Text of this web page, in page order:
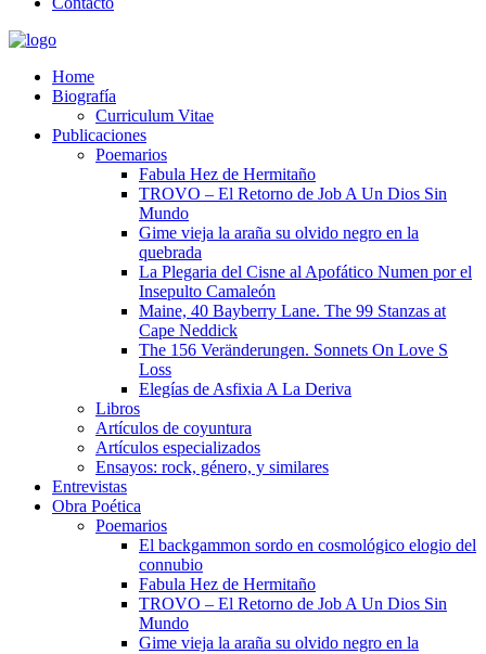
Home
Biografía
Curriculum Vitae​
Publicaciones
Poemarios
Fabula Hez de Hermitaño
TROVO – El Retorno de Job A Un Dios Sin
Mundo
Gime vieja la araña su olvido negro en la
quebrada
La Plegaria del Cisne al Apofático Numen por el
Insepulto Camaleón
Maine, 40 Bayberry Lane. The 99 Stanzas at
Cape Neddick
The 156 Veränderungen. Sonnets On Love S
Loss
Elegías de Asfixia A La Deriva
Libros
Artículos de coyuntura
Artículos especializados
Ensayos: rock, género, y similares
Entrevistas
Obra Poética
Poemarios
El backgammon sordo en cosmológico elogio del
connubio
Fabula Hez de Hermitaño
TROVO – El Retorno de Job A Un Dios Sin
Mundo
Gime vieja la araña su olvido negro en la